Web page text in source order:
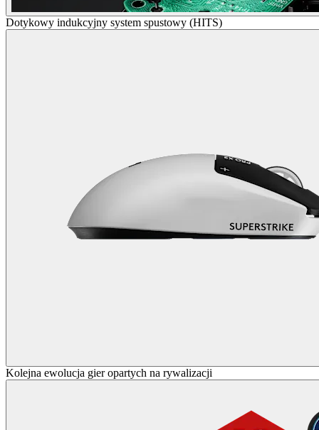
Dotykowy indukcyjny system spustowy (HITS)
Kolejna ewolucja gier opartych na rywalizacji